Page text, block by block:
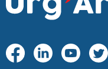
Fac
Link
Yo
Twi